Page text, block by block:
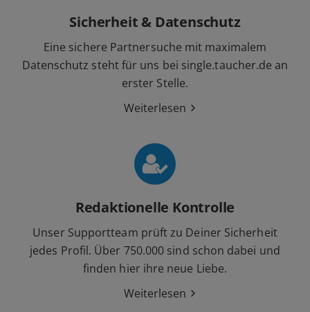
Sicherheit & Datenschutz
Eine sichere Partnersuche mit maximalem
Datenschutz steht für uns bei single.taucher.de an
erster Stelle.
Weiterlesen
Redaktionelle Kontrolle
Unser Supportteam prüft zu Deiner Sicherheit
jedes Profil. Über 750.000 sind schon dabei und
finden hier ihre neue Liebe.
Weiterlesen